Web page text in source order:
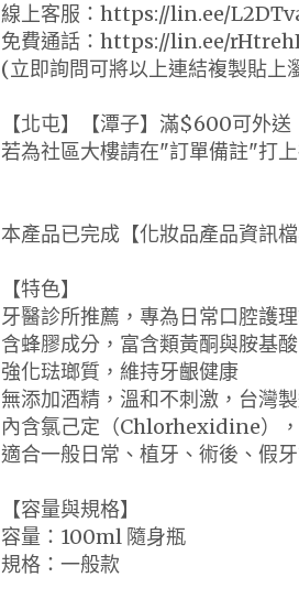
線上客服：https://lin.ee/
免費通話：https://lin.ee/
(立即詢問可將以上連結複製貼上
【北屯】【潭子】滿$600可外送
若為社區大樓請在"訂單備註"打
本產品已完成【化妝品產品資訊檔
【特色】
牙醫診所推薦，專為日常口腔護
含蜂膠成分，富含類黃酮與胺基
強化琺瑯質，維持牙齦健康
無添加酒精，溫和不刺激，台灣
內含氯己定（Chlorhexidine）
適合一般日常、植牙、術後、假
【容量與規格】
容量：100ml 隨身瓶
規格：一般款